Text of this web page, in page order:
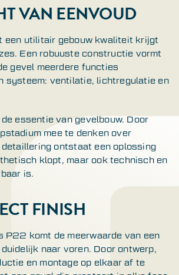
VAN EENVOUD
een utilitair gebouw kwaliteit krijgt
Een robuuste constructie vormt
gevel meerdere functies
systeem: ventilatie, lichtregulatie en
essentie van gevelbouw. Door
mee te denken over
ontstaat een oplossing
klopt, maar ook technisch en
is.
FINISH
P22 komt de meerwaarde van een
naar voren. Door ontwerp,
en montage op elkaar af te